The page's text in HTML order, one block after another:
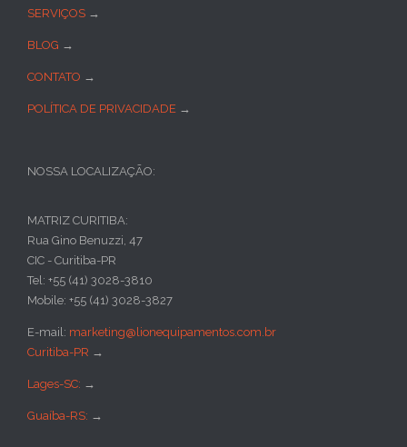
SERVIÇOS →
BLOG →
CONTATO →
POLÍTICA DE PRIVACIDADE →
NOSSA LOCALIZAÇÃO:
MATRIZ CURITIBA:
Rua Gino Benuzzi, 47
CIC - Curitiba-PR
Tel: +55 (41) 3028-3810
Mobile: +55 (41) 3028-3827
E-mail: marketing@lionequipamentos.com.br
Curitiba-PR →
Lages-SC: →
Guaíba-RS: →